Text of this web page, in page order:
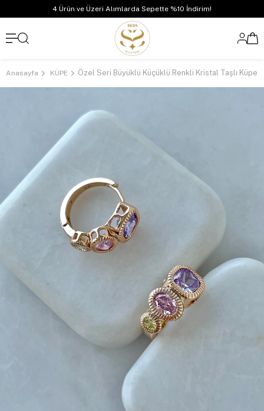
4 Ürün ve Üzeri Alımlarda Sepette %10 İndirim!
Anasayfa KÜPE Özel Seri Büyüklü Küçüklü Renkli Kristal Taşlı Küpe